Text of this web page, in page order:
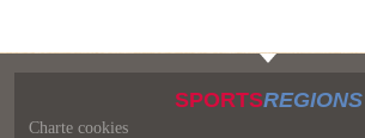
SPORTSREGIONS
Charte cookies